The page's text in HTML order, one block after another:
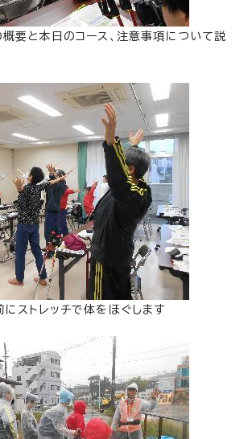
概要と本日のコース、注意事項について説
ストレッチで体をほぐします